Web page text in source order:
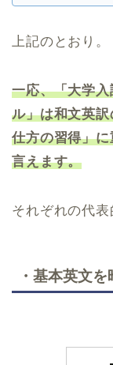
上記のとおり。
一応、「大学
ル」は和文英
仕方の習得」
言えます。
それぞれの代表
・基本英文